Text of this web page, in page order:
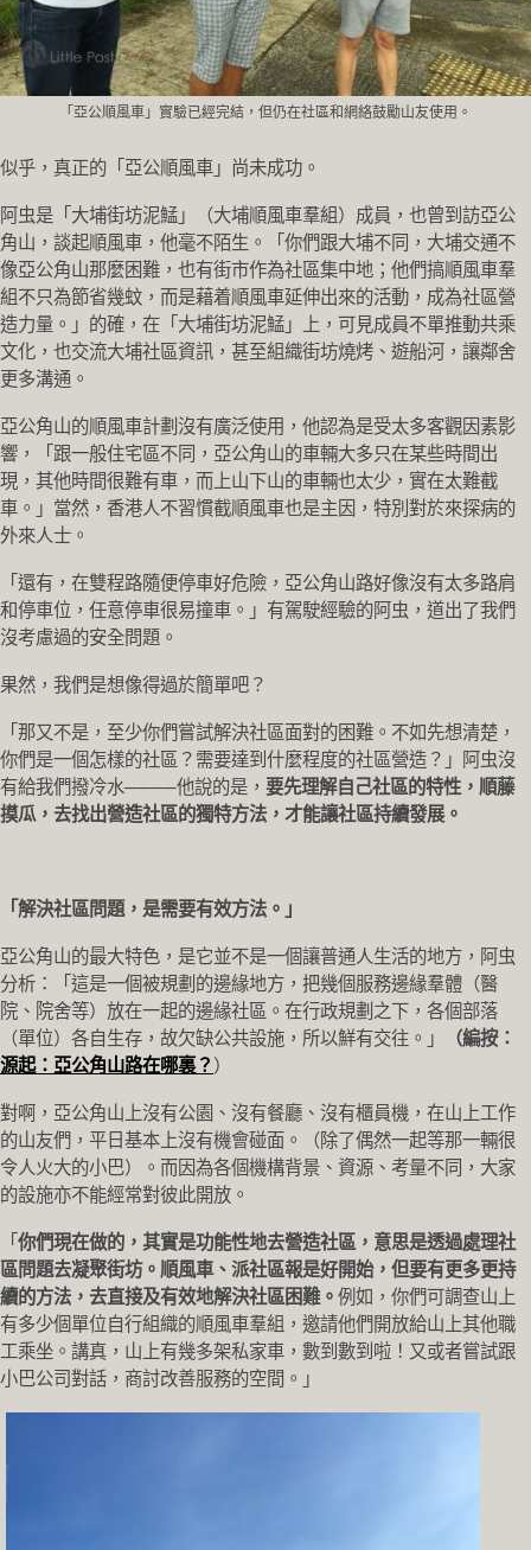
「亞公順風車」實驗已經完結，但仍在社區和網絡鼓勵山友使用。
似乎，真正的「亞公順風車」尚未成功。
阿虫是「大埔街坊泥鯭」（大埔順風車羣組）成員，也曾到訪亞公
角山，談起順風車，他毫不陌生。「你們跟大埔不同，大埔交通不
像亞公角山那麼困難，也有街市作為社區集中地；他們搞順風車羣
組不只為節省幾蚊，而是藉着順風車延伸出來的活動，成為社區營
造力量。」的確，在「大埔街坊泥鯭」上，可見成員不單推動共乘
文化，也交流大埔社區資訊，甚至組織街坊燒烤、遊船河，讓鄰舍
更多溝通。
亞公角山的順風車計劃沒有廣泛使用，他認為是受太多客觀因素影
響，「跟一般住宅區不同，亞公角山的車輛大多只在某些時間出
現，其他時間很難有車，而上山下山的車輛也太少，實在太難截
車。」當然，香港人不習慣截順風車也是主因，特別對於來探病的
外來人士。
「還有，在雙程路隨便停車好危險，亞公角山路好像沒有太多路肩
和停車位，任意停車很易撞車。」有駕駛經驗的阿虫，道出了我們
沒考慮過的安全問題。
果然，我們是想像得過於簡單吧？
「那又不是，至少你們嘗試解決社區面對的困難。不如先想清楚，
你們是一個怎樣的社區？需要達到什麼程度的社區營造？」阿虫沒
有給我們撥冷水────他說的是， 要先理解自己社區的特性，順藤
摸瓜，去找出營造社區的獨特方法，才能讓社區持續發展。
「解決社區問題，是需要有效方法。」
亞公角山的最大特色，是它並不是一個讓普通人生活的地方，阿虫
分析：「這是一個被規劃的邊緣地方，把幾個服務邊緣羣體（醫
院、院舍等）放在一起的邊緣社區。在行政規劃之下，各個部落
（單位）各自生存，故欠缺公共設施，所以鮮有交往。」
（編按：
源起：亞公角山路在哪裏？）
對啊，亞公角山上沒有公園、沒有餐廳、沒有櫃員機，在山上工作
的山友們，平日基本上沒有機會碰面。（除了偶然一起等那一輛很
令人火大的小巴）。而因為各個機構背景、資源、考量不同，大家
的設施亦不能經常對彼此開放。
「你們現在做的，其實是功能性地去營造社區，意思是透過處理社
區問題去凝聚街坊。順風車、派社區報是好開始，但要有更多更持
續的方法，去直接及有效地解決社區困難。例如，你們可調查山上
有多少個單位自行組織的順風車羣組，邀請他們開放給山上其他職
工乘坐。講真，山上有幾多架私家車，數到數到啦！又或者嘗試跟
小巴公司對話，商討改善服務的空間。」